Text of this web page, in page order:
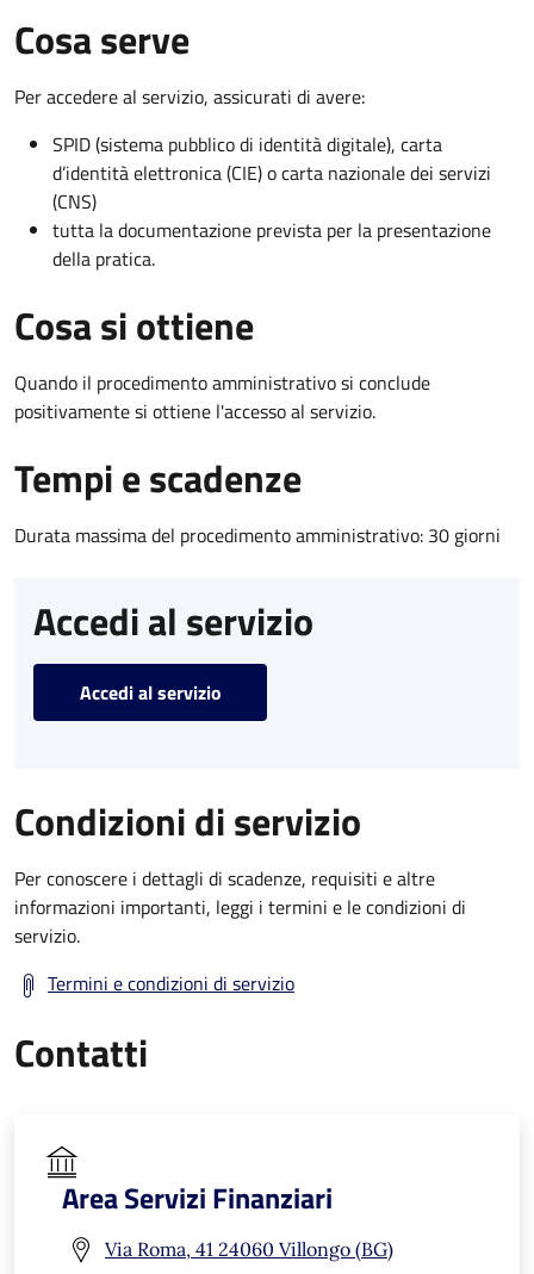
Cosa serve
Per accedere al servizio, assicurati di avere:
SPID (sistema pubblico di identità digitale), carta
d’identità elettronica (CIE) o carta nazionale dei servizi
(CNS)
tutta la documentazione prevista per la presentazione
della pratica.
Cosa si ottiene
Quando il procedimento amministrativo si conclude
positivamente si ottiene l'accesso al servizio.
Tempi e scadenze
Durata massima del procedimento amministrativo: 30 giorni
Accedi al servizio
Accedi al servizio
Condizioni di servizio
Per conoscere i dettagli di scadenze, requisiti e altre
informazioni importanti, leggi i termini e le condizioni di
servizio.
Termini e condizioni di servizio
Contatti
Area Servizi Finanziari
Via Roma, 41 24060 Villongo (BG)